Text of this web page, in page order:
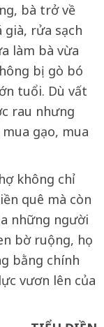
bà trở về
rửa sạch
làm bà vừa
bị gò bó
tuổi. Dù vất
rau nhưng
gạo, mua
không chỉ
quê mà còn
những người
bờ ruộng, họ
bằng chính
vươn lên của